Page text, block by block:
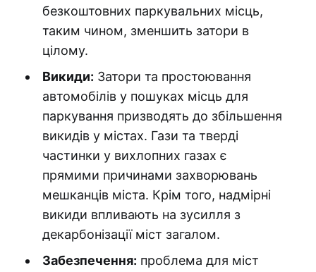
безкоштовних паркувальних місць,
таким чином, зменшить затори в
цілому.
Викиди: Затори та простоювання
автомобілів у пошуках місць для
паркування призводять до збільшення
викидів у містах. Гази та тверді
частинки у вихлопних газах є
прямими причинами захворювань
мешканців міста. Крім того, надмірні
викиди впливають на зусилля з
декарбонізації міст загалом.
Забезпечення: проблема для міст